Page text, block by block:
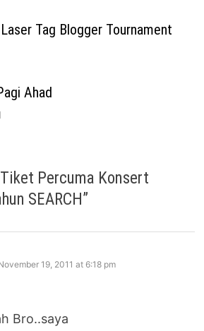
Tag Blogger Tournament
Ahad
Tiket Percuma Konsert
SEARCH”
19, 2011 at 6:18 pm
Bro..saya